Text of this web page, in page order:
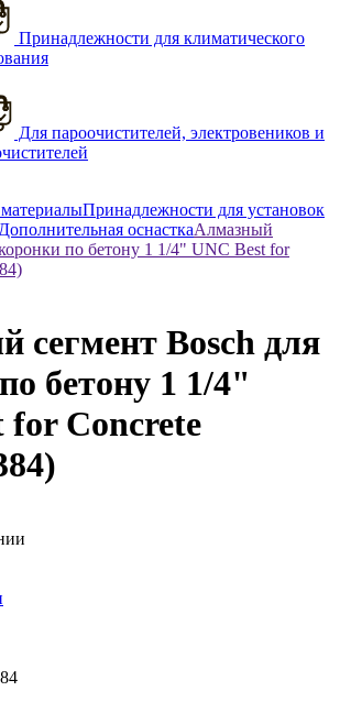
Принадлежности для климатического
Для пароочистителей, электровеников и
Принадлежности для установок
Дополнительная оснасткаАлмазный
по бетону 1 1/4" UNC Best for
сегмент Bosch для
бетону 1 1/4"
for Concrete